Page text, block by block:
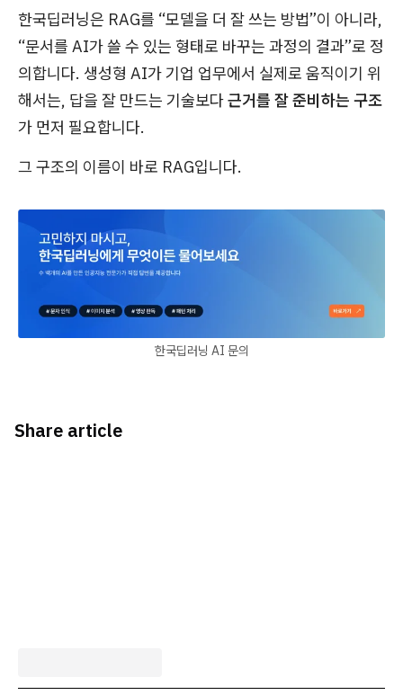
한국딥러닝은 RAG를 “모델을 더 잘 쓰는 방법”이 아니라,
“문서를 AI가 쓸 수 있는 형태로 바꾸는 과정의 결과”로 정
의합니다. 생성형 AI가 기업 업무에서 실제로 움직이기 위
해서는, 답을 잘 만드는 기술보다근거를 잘 준비하는 구조
가 먼저 필요합니다.
그 구조의 이름이 바로 RAG입니다.
한국딥러닝 AI 문의
Share article